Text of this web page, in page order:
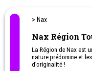
> Nax
Nax Région
La Région de Nax est
nature prédomine et
d’originalité !